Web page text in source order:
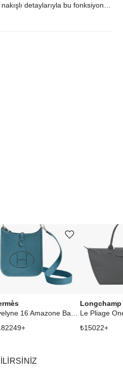
detaylarıyla bu fonksiyonel
+
Ürünü istek listesine ekle veya listeden çıkar
Longchamp
₺15022+